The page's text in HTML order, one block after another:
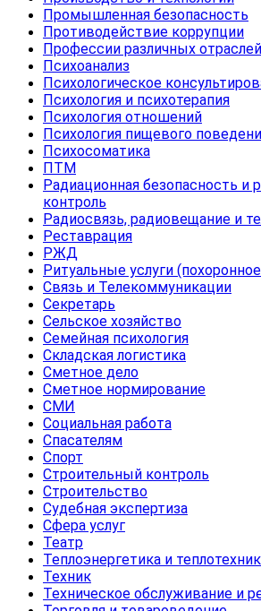
Промышленная безопасность
Противодействие коррупции
Профессии различных отраслей
Психоанализ
Психологическое
Психология и психотерапия
Психология отношений
Психология пищевого
Психосоматика
ПТМ
Радиационная безопасность и
контроль
Радиосвязь, радиовещание и
Реставрация
РЖД
Ритуальные услуги
Связь и Телекоммуникации
Секретарь
Сельское хозяйство
Семейная психология
Складская логистика
Сметное дело
Сметное нормирование
СМИ
Социальная работа
Спасателям
Спорт
Строительный контроль
Строительство
Судебная экспертиза
Сфера услуг
Театр
Теплоэнергетика и
Техник
Техническое обслуживание и